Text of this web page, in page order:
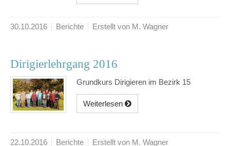
30.10.2016 Berichte Erstellt von M. Wagner
Dirigierlehrgang 2016
Grundkurs Dirigieren im Bezirk 15
Weiterlesen
22.10.2016 Berichte Erstellt von M. Wagner